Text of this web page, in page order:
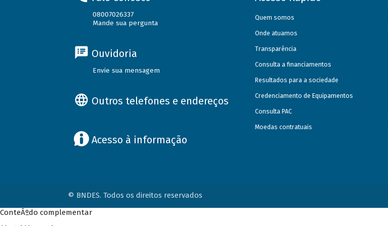
08007026337
Mande sua pergunta
Ouvidoria
Envie sua mensagem
Outros telefones e endereços
Acesso à informação
Quem somos
Onde atuamos
Transparência
Consulta a financiamentos
Resultados para a sociedade
Credenciamento de Equipamentos
Consulta PAC
Moedas contratuais
© BNDES. Todos os direitos reservados
ConteÃºdo complementar